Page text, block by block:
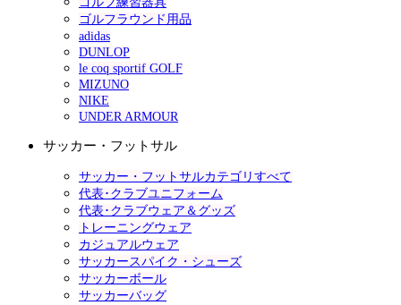
ゴルフラウンド用品
adidas
DUNLOP
le coq sportif GOLF
MIZUNO
NIKE
UNDER ARMOUR
サッカー・フットサル
サッカー・フットサルカテゴリすべて
代表･クラブユニフォーム
代表･クラブウェア＆グッズ
トレーニングウェア
カジュアルウェア
サッカースパイク・シューズ
サッカーボール
サッカーバッグ